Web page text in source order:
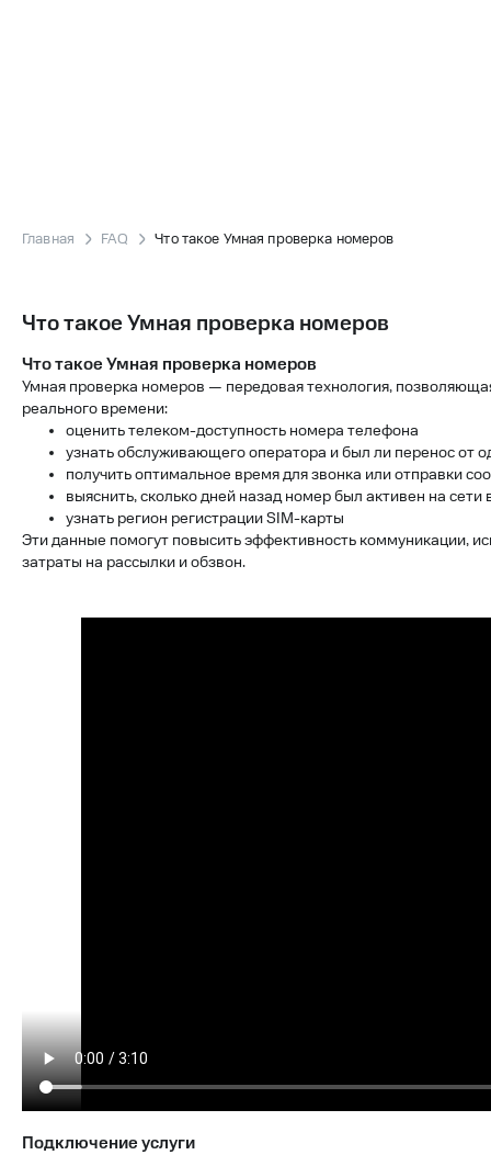
Главная FAQ Что такое Умная проверка номеров
Что такое Умная проверка номеров
Что такое Умная проверка номеров
Умная проверка номеров — передовая технология,
реального времени:
оценить телеком-доступность номера телефона
узнать обслуживающего оператора и был ли перенос от
получить оптимальное время для звонка или отправки
выяснить, сколько дней назад номер был активен на сети
узнать регион регистрации SIM-карты
Эти данные помогут повысить эффективность коммуникации,
затраты на рассылки и обзвон.
Подключение услуги